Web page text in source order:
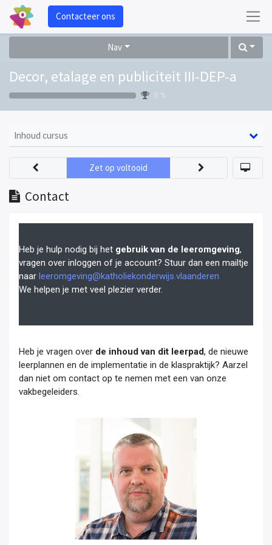
Contacteer ons
Nav
Decor, etalage en publiciteit III-DEP-a
0 %
Inhoud cursus
Contact
Zet op voltooid
Heb je hulp nodig bij het gebruik van de leeromgeving,
vragen over inloggen of je account? Stuur dan een mailtje
naar leeromgeving@katholiekonderwijs.vlaanderen
We helpen je met veel plezier verder.
Heb je vragen over de inhoud van dit leerpad, de nieuwe
leerplannen en de implementatie in de klaspraktijk? Aarzel
dan niet om contact op te nemen met een van onze
vakbegeleiders.